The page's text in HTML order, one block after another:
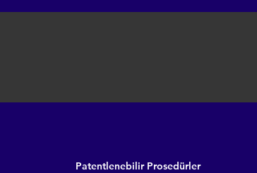
Patentlenebilir Prosedürler